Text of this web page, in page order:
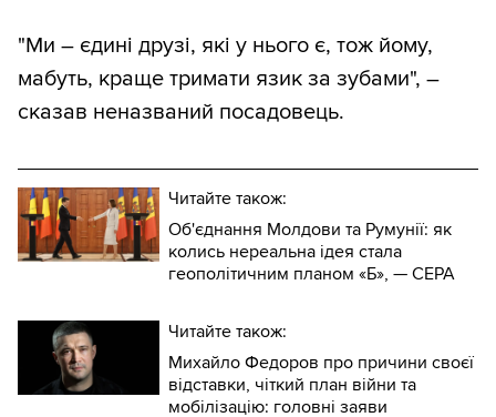
"Ми – єдині друзі, які у нього є, тож йому,
мабуть, краще тримати язик за зубами", –
сказав неназваний посадовець.
Читайте також:
Об'єднання Молдови та Румунії: як
колись нереальна ідея стала
геополітичним планом «Б», — CEPA
Читайте також:
Михайло Федоров про причини своєї
відставки, чіткий план війни та
мобілізацію: головні заяви